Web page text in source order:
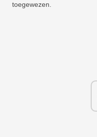
toegewezen.